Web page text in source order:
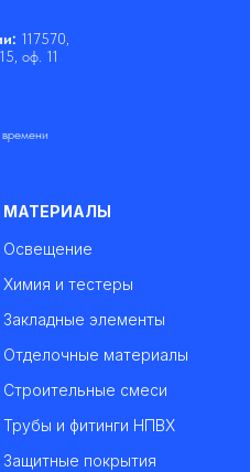
117570,
оф. 11
МАТЕРИАЛЫ
Освещение
Химия и тестеры
Закладные элементы
Отделочные материалы
Строительные смеси
Трубы и фитинги НПВХ
Защитные покрытия